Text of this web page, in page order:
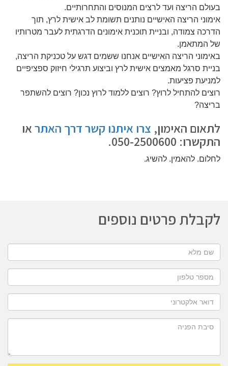
בעולם הריצה ועד לרצים המנוסים והתחרותיים.
אימוני הריצה האישיים נותנים תשומת לב אישית לרץ, תוך
הדרכה צמודה, ובניית תוכנית אימונים הדרגתית לעבר מטרותיו
של המתאמן.
באימוני הריצה האישיים אנחנו ששמים דגש על טכניקת הריצה,
בניית סרגל מאמצים אישית לרץ וביצוע תרגילי חיזוק ספציפיים
למניעת פציעות.
רוצים להתחיל לרוץ? רוצים ללמוד לרוץ נכון? רוצים להשתפר
בריצה?
לתאום האימון, צרו איתנו קשר דרך האתראו
התקשרו: 050-2500600.
לחלום. להאמין. להשיג.
לקבלת פרטים נוספים